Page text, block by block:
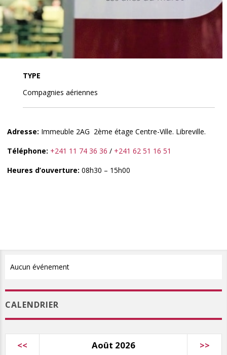
TYPE
Compagnies aériennes
Adresse: Immeuble 2AG 2ème étage Centre-Ville. Libreville.
Téléphone: +241 11 74 36 36 / +241 62 51 16 51
Heures d’ouverture: 08h30 – 15h00
Aucun événement
CALENDRIER
<< Août 2026 >>